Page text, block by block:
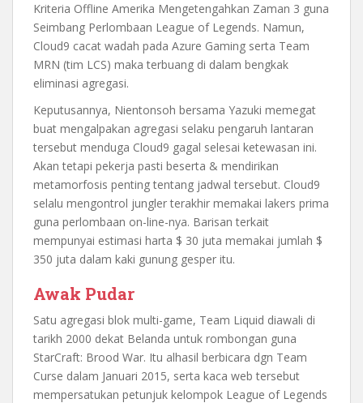
Kriteria Offline Amerika Mengetengahkan Zaman 3 guna
Seimbang Perlombaan League of Legends. Namun,
Cloud9 cacat wadah pada Azure Gaming serta Team
MRN (tim LCS) maka terbuang di dalam bengkak
eliminasi agregasi.
Keputusannya, Nientonsoh bersama Yazuki memegat
buat mengalpakan agregasi selaku pengaruh lantaran
tersebut menduga Cloud9 gagal selesai ketewasan ini.
Akan tetapi pekerja pasti beserta & mendirikan
metamorfosis penting tentang jadwal tersebut. Cloud9
selalu mengontrol jungler terakhir memakai lakers prima
guna perlombaan on-line-nya. Barisan terkait
mempunyai estimasi harta $ 30 juta memakai jumlah $
350 juta dalam kaki gunung gesper itu.
Awak Pudar
Satu agregasi blok multi-game, Team Liquid diawali di
tarikh 2000 dekat Belanda untuk rombongan guna
StarCraft: Brood War. Itu alhasil berbicara dgn Team
Curse dalam Januari 2015, serta kaca web tersebut
mempersatukan petunjuk kelompok League of Legends